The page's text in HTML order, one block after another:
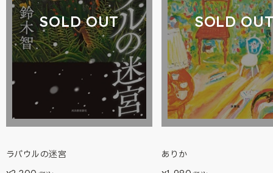
SOLD OUT
ラバウルの迷宮
SOLD
ありか